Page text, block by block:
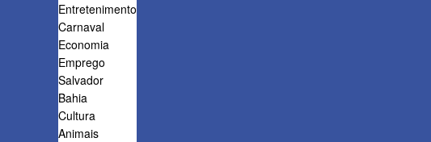
Entretenimento
Carnaval
Economia
Emprego
Salvador
Bahia
Cultura
Animais